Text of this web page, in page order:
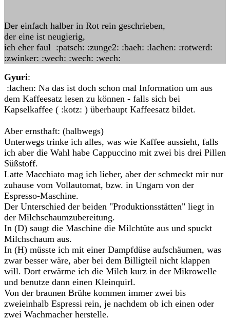
Der einfach halber in Rot rein geschrieben,
der eine ist neugierig,
ich eher faul :patsch: :zunge2: :baeh: :lachen: :rotwerd:
:zwinker: :wech: :wech: :wech:
Gyuri:
:lachen: Na das ist doch schon mal Information um aus
dem Kaffeesatz lesen zu können - falls sich bei
Kapselkaffee ( :kotz: ) überhaupt Kaffeesatz bildet.
Aber ernsthaft: (halbwegs)
Unterwegs trinke ich alles, was wie Kaffee aussieht, falls
ich aber die Wahl habe Cappuccino mit zwei bis drei Pillen
Süßstoff.
Latte Macchiato mag ich lieber, aber der schmeckt mir nur
zuhause vom Vollautomat, bzw. in Ungarn von der
Espresso-Maschine.
Der Unterschied der beiden "Produktionsstätten" liegt in
der Milchschaumzubereitung.
In (D) saugt die Maschine die Milchtüte aus und spuckt
Milchschaum aus.
In (H) müsste ich mit einer Dampfdüse aufschäumen, was
zwar besser wäre, aber bei dem Billigteil nicht klappen
will. Dort erwärme ich die Milch kurz in der Mikrowelle
und benutze dann einen Kleinquirl.
Von der braunen Brühe kommen immer zwei bis
zweieinhalb Espressi rein, je nachdem ob ich einen oder
zwei Wachmacher herstelle.